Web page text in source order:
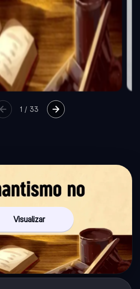
1 / 33
Visualizar